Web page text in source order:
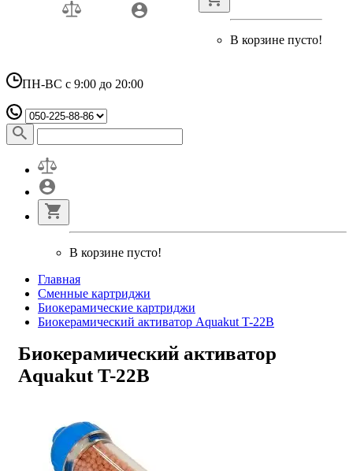
В корзине пусто!
ПН-ВС с 9:00 до 20:00
В корзине пусто!
Главная
Сменные картриджи
Биокерамические картриджи
Биокерамический активатор Aquakut T-22B
Биокерамический активатор
Aquakut T-22B